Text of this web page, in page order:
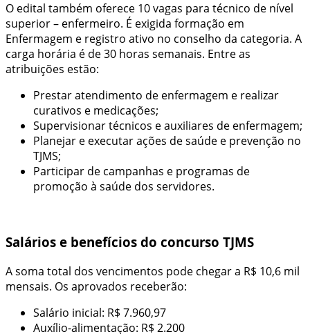
O edital também oferece 10 vagas para técnico de nível
superior – enfermeiro. É exigida formação em
Enfermagem e registro ativo no conselho da categoria. A
carga horária é de 30 horas semanais. Entre as
atribuições estão:
Prestar atendimento de enfermagem e realizar
curativos e medicações;
Supervisionar técnicos e auxiliares de enfermagem;
Planejar e executar ações de saúde e prevenção no
TJMS;
Participar de campanhas e programas de
promoção à saúde dos servidores.
Salários e benefícios do concurso TJMS
A soma total dos vencimentos pode chegar a R$ 10,6 mil
mensais. Os aprovados receberão:
Salário inicial: R$ 7.960,97
Auxílio-alimentação: R$ 2.200